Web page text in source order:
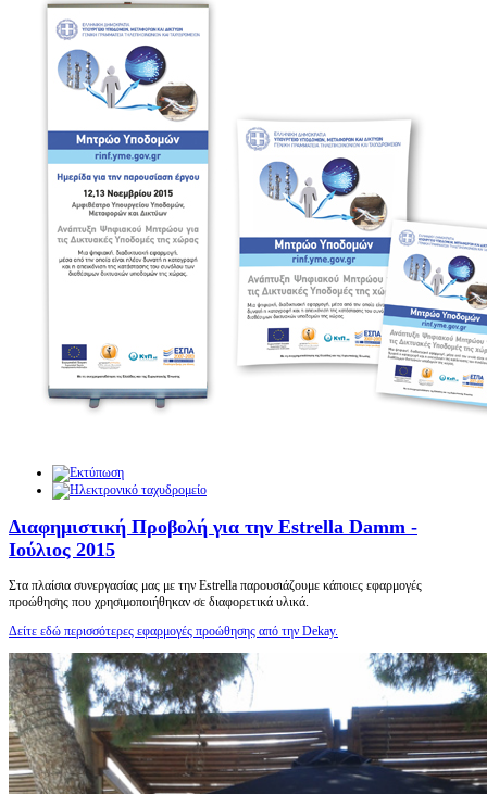
Διαφημιστική Προβολή για την Estrella Damm -
Ιούλιος 2015
Στα πλαίσια συνεργασίας μας με την Estrella παρουσιάζουμε κάποιες εφαρμογές
προώθησης που χρησιμοποιήθηκαν σε διαφορετικά υλικά.
Δείτε εδώ περισσότερες εφαρμογές προώθησης από την Dekay.